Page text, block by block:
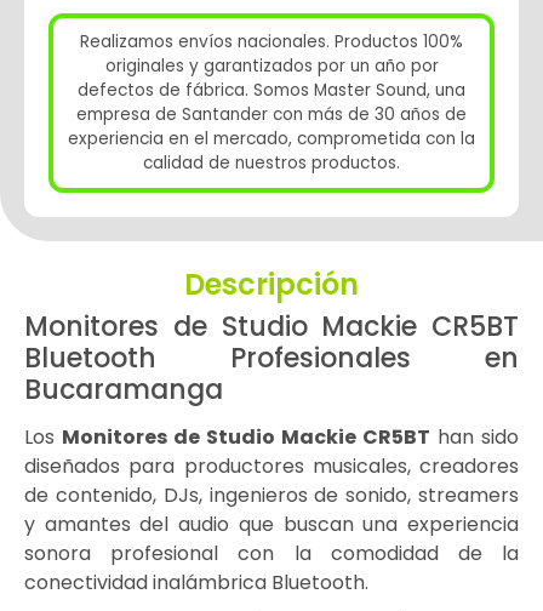
Realizamos envíos nacionales. Productos 100%
originales y garantizados por un año por
defectos de fábrica. Somos Master Sound, una
empresa de Santander con más de 30 años de
experiencia en el mercado, comprometida con la
calidad de nuestros productos.
Descripción
Monitores de Studio Mackie CR5BT
Bluetooth Profesionales en
Bucaramanga
Los Monitores de Studio Mackie CR5BT han sido
diseñados para productores musicales, creadores
de contenido, DJs, ingenieros de sonido, streamers
y amantes del audio que buscan una experiencia
sonora profesional con la comodidad de la
conectividad inalámbrica Bluetooth.